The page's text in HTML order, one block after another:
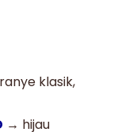
klasik,
→ hijau